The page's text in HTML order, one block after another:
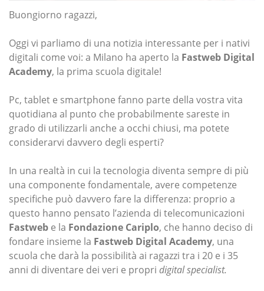
Buongiorno ragazzi,
Oggi vi parliamo di una notizia interessante per i nativi
digitali come voi: a Milano ha aperto la Fastweb Digital
Academy, la prima scuola digitale!
Pc, tablet e smartphone fanno parte della vostra vita
quotidiana al punto che probabilmente sareste in
grado di utilizzarli anche a occhi chiusi, ma potete
considerarvi davvero degli esperti?
In una realtà in cui la tecnologia diventa sempre di più
una componente fondamentale, avere competenze
specifiche può davvero fare la differenza: proprio a
questo hanno pensato l’azienda di telecomunicazioni
Fastweb e la Fondazione Cariplo, che hanno deciso di
fondare insieme la Fastweb Digital Academy, una
scuola che darà la possibilità ai ragazzi tra i 20 e i 35
anni di diventare dei veri e propri digital specialist.